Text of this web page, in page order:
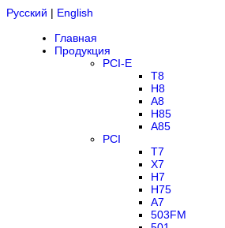
Русский | English
Главная
Продукция
PCI-E
T8
H8
A8
H85
A85
PCI
T7
X7
H7
H75
A7
503FM